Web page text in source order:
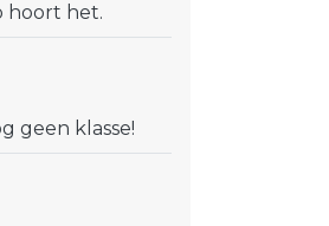
hoort het.
geen klasse!